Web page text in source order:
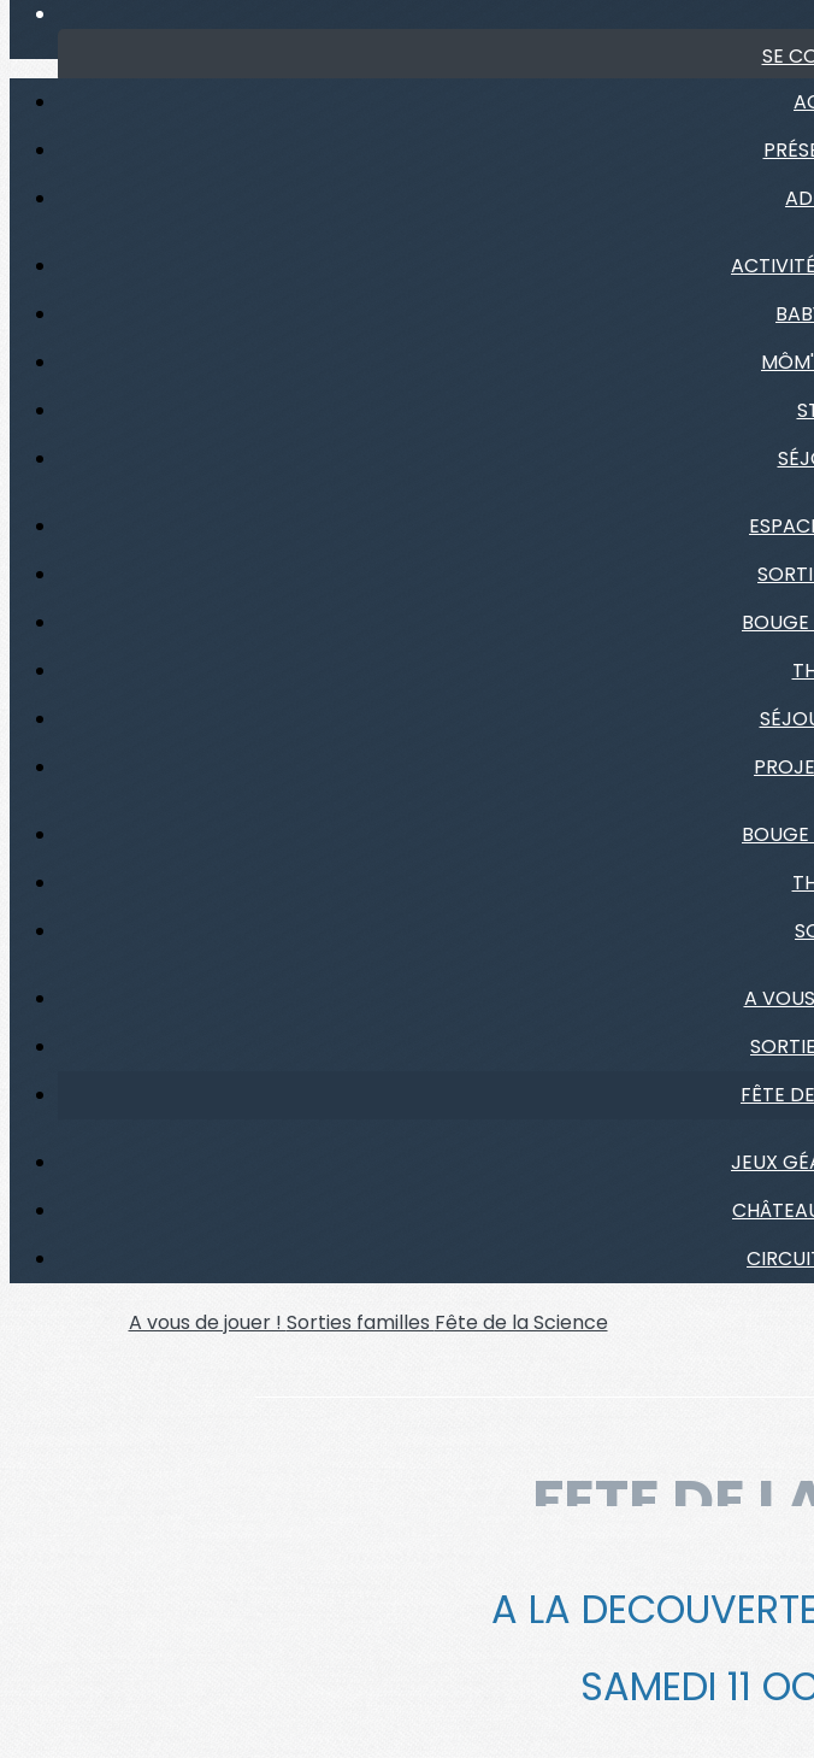
SE
A
FÊTE
JEUX
A vous de jouer ! Sorties familles Fête de la Science
FETE DE
A LA
SAMEDI 11